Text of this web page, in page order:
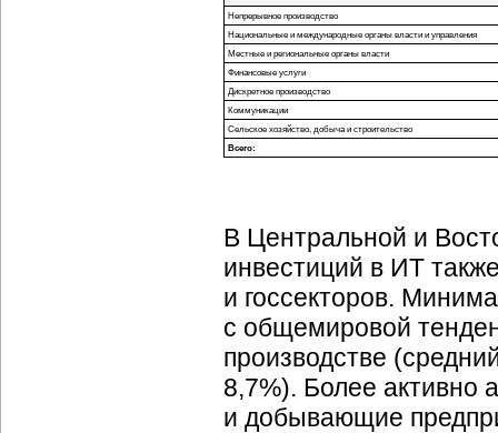
Непрерывное производство
Национальные и международные органы власти и управления
Местные и региональные органы власти
Финансовые услуги
Дискретное производство
Коммуникации
Сельское хозяйство, добыча и строительство
Всего:
В Центральной и
инвестиций в ИТ
и госсекторов.
с общемировой
производстве
8,7%). Более активно
и добывающие